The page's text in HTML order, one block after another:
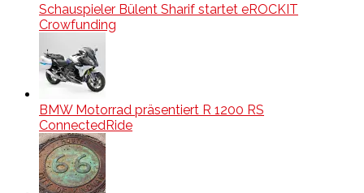
Schauspieler Bülent Sharif startet eROCKIT
Crowfunding
BMW Motorrad präsentiert R 1200 RS
ConnectedRide